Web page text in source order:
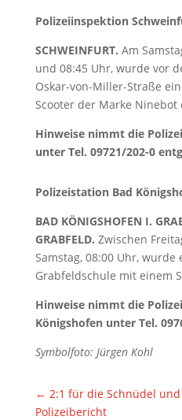
Polizeiinspektion
SCHWEINFURT. Am
und 08:45 Uhr, wurde vor
Oskar-von-Miller-Straße
Scooter der Marke Ninebot
Hinweise nimmt die
unter Tel. 09721/202-0
Polizeistation Bad
BAD KÖNIGSHOFEN I.
GRABFELD. Zwischen
Samstag, 08:00 Uhr,
Grabfeldschule mit einem
Hinweise nimmt die
Königshofen unter Tel.
Symbolfoto: Jürgen Kohl
← 2:1 für die Schnüdel
Polizeibericht